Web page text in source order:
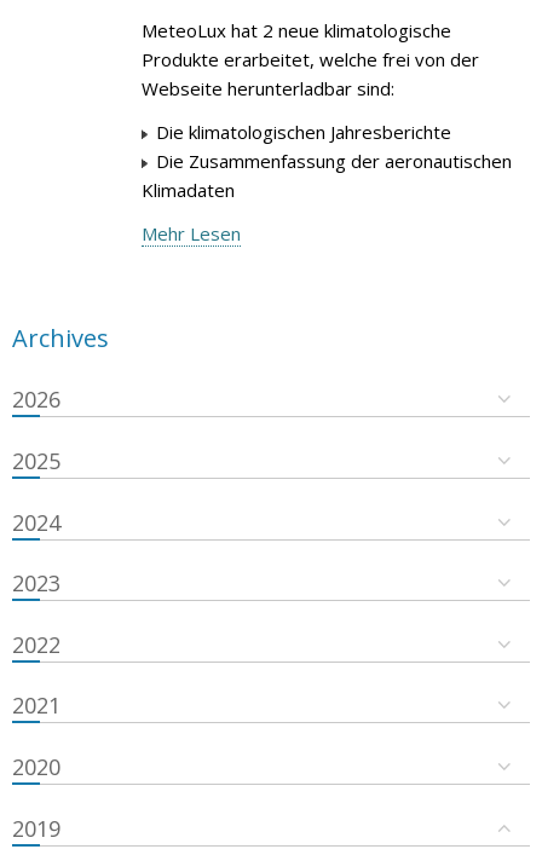
MeteoLux hat 2 neue klimatologische
Produkte erarbeitet, welche frei von der
Webseite herunterladbar sind:
Die klimatologischen Jahresberichte
Die Zusammenfassung der aeronautischen
Klimadaten
Mehr Lesen
Archives
2026
2025
2024
2023
2022
2021
2020
2019